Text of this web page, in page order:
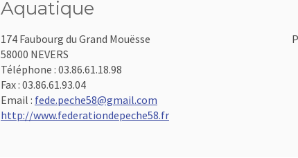
Aquatique
174 Faubourg du Grand Mouësse
58000 NEVERS
Téléphone : 03.86.61.18.98
Fax : 03.86.61.93.04
Email : fede.peche58@gmail.com
http://www.federationdepeche58.fr